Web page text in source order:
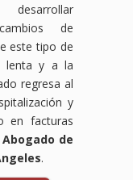
de
este tipo de
lenta y a la
regresa al
y
en facturas
Abogado de
.